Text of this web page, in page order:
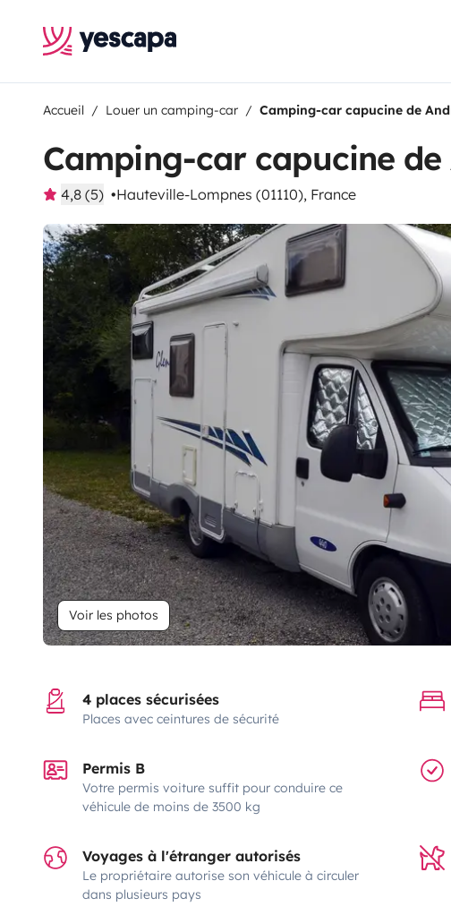
Accueil Louer un camping-car Camping-car capucine de
Camping-car capucine de
4,8 (5) Hauteville-Lompnes (01110), France
Voir les photos
4 places sécurisées
Places avec ceintures de sécurité
Permis B
Votre permis voiture suffit pour conduire ce
véhicule de moins de 3500 kg
Voyages à l'étranger autorisés
Le propriétaire autorise son véhicule à circuler
dans plusieurs pays